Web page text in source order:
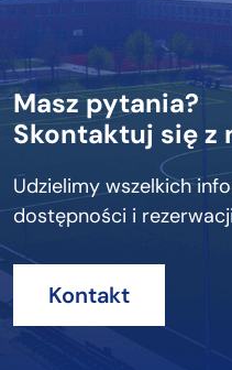
Masz pytania?
Skontaktuj się z
Udzielimy wszelkich
dostępności i
Kontakt